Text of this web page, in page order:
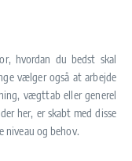
hvordan du bedst skal
vælger også at arbejde
vægttab eller generel
her, er skabt med disse
niveau og behov.